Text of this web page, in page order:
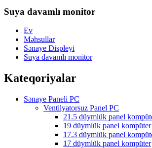
Suya davamlı monitor
Ev
Məhsullar
Sənaye Displeyi
Suya davamlı monitor
Kateqoriyalar
Sənaye Paneli PC
Ventilyatorsuz Panel PC
21.5 düymlük panel
19 düymlük panel kompüter
17.3 düymlük panel
17 düymlük panel kompüter